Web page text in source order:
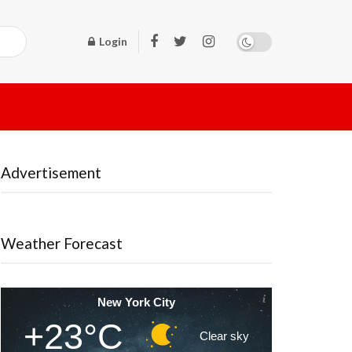
Login
Advertisement
Weather Forecast
New York City
+23°C Clear sky